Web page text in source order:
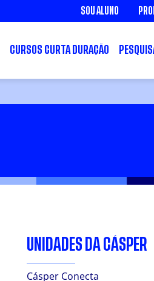
SOU ALUNO
CURSOS CURTA DURAÇÃO
UNIDADES DA CÁSPER
Cásper Conecta